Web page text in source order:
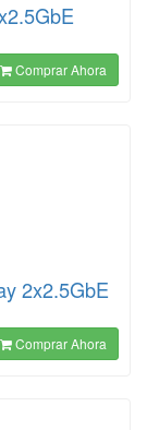
Comprar Ahora
2x2.5GbE
Comprar Ahora